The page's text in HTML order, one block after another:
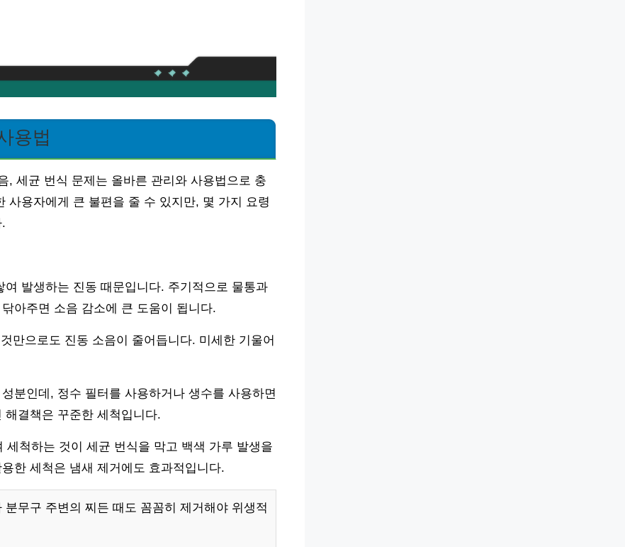
용법
, 세균 번식 문제는 올바른 관리와 사용법으로 충
사용자에게 큰 불편을 줄 수 있지만, 몇 가지 요령
발생하는 진동 때문입니다. 주기적으로 물통과
아주면 소음 감소에 큰 도움이 됩니다.
만으로도 진동 소음이 줄어듭니다. 미세한 기울어
분인데, 정수 필터를 사용하거나 생수를 사용하면
결책은 꾸준한 세척입니다.
척하는 것이 세균 번식을 막고 백색 가루 발생을
한 세척은 냄새 제거에도 효과적입니다.
무구 주변의 찌든 때도 꼼꼼히 제거해야 위생적